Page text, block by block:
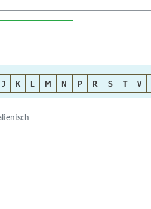
J K L M N P R S T V